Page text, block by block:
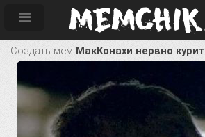
Создать мем МакКонахи нервно курит